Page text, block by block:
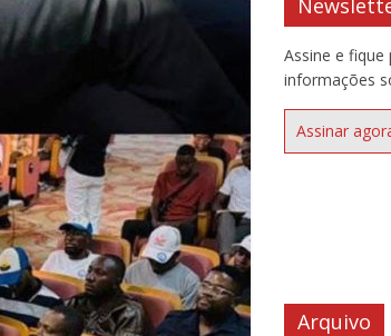
Assine e
informações
Assinar
Arquivo